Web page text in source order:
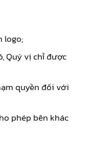
logo;
Quý vị chỉ được
quyền đối với
phép bên khác